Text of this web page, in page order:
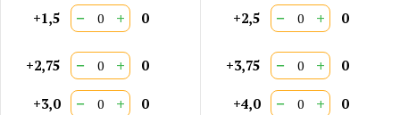
+1,5 − + 0 +2,5 − + 0
+2,75 − + 0
+3,0 − + 0
+3,75 − + 0
+4,0 − + 0